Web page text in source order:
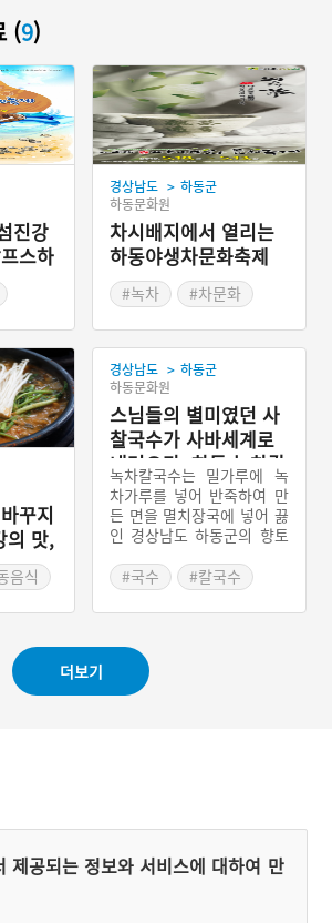
(9)
진강
스하
축
경상남도 > 하동군
하동문화원
차시배지에서 열리는
하동야생차문화축제
#녹차
#차문화
꾸지
의 맛,
음식
경상남도 > 하동군
하동문화원
스님들의 별미였던 사
찰국수가 사바세계로
내려오다, 하동 녹차칼
국수
녹차칼국수는 밀가루에 녹
차가루를 넣어 반죽하여 만
든 면을 멸치장국에 넣어 끓
인 경상남도 하동군의 향토
주산지였던 하동군에 위치
한 불교사찰에서는 다도(茶
道)문화와 더불어 녹차를 이
였다. 녹차칼국수도 사찰에
서 유래된 음식이라 하여 사
찰국수라는 별칭으로 불리
#국수
#칼국수
더보기
제공되는 정보와 서비스에 대하여 만